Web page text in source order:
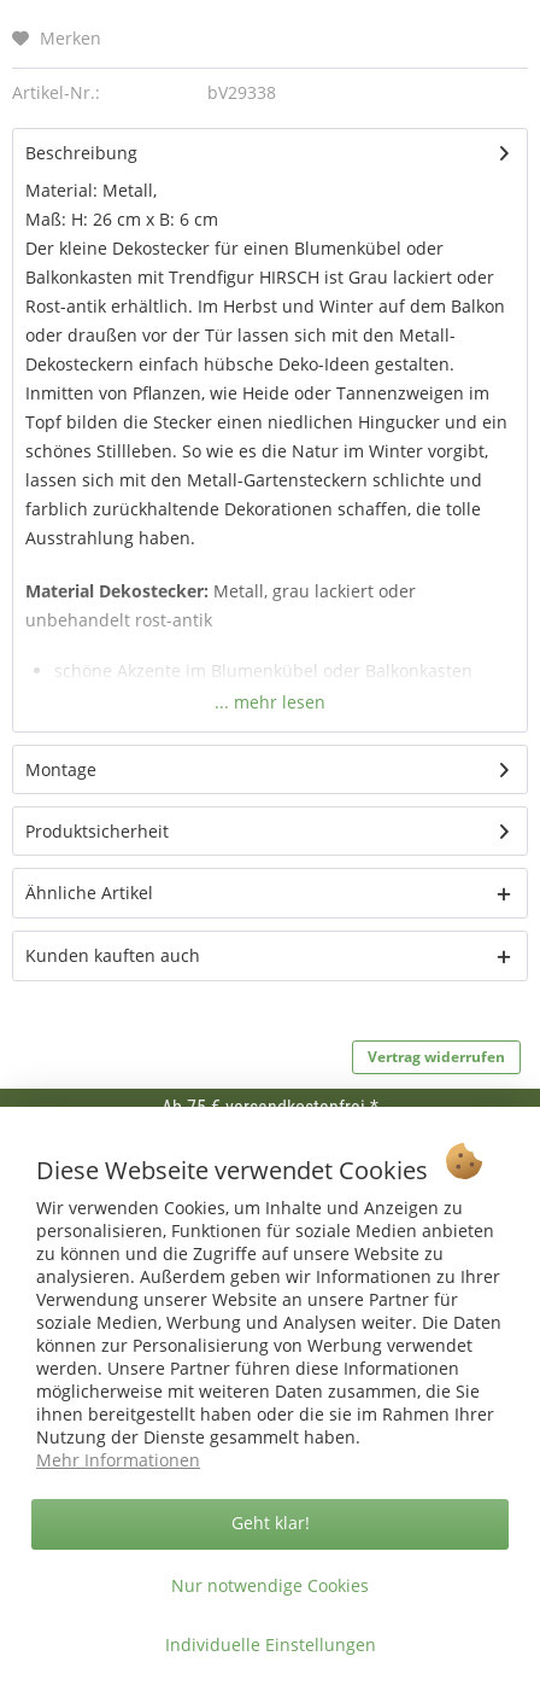
Merken
Artikel-Nr.: bV29338
Beschreibung
Material: Metall,
Maß: H: 26 cm x B: 6 cm
Der kleine Dekostecker für einen Blumenkübel oder
Balkonkasten mit Trendfigur HIRSCH ist Grau lackiert oder
Rost-antik erhältlich. Im Herbst und Winter auf dem Balkon
oder draußen vor der Tür lassen sich mit den Metall-
Dekosteckern einfach hübsche Deko-Ideen gestalten.
Inmitten von Pflanzen, wie Heide oder Tannenzweigen im
Topf bilden die Stecker einen niedlichen Hingucker und ein
schönes Stillleben. So wie es die Natur im Winter vorgibt,
lassen sich mit den Metall-Gartensteckern schlichte und
farblich zurückhaltende Dekorationen schaffen, die tolle
Ausstrahlung haben.
Material Dekostecker: Metall, grau lackiert oder
unbehandelt rost-antik
schöne Akzente im Blumenkübel oder Balkonkasten
Gesamthöhe Deko-Stecker 26 cm inkl. Dekoelement
stabil und witterungsbeständig
Deko-Stecker in weiteren Formen erhältlich
auch im Haus für Gestecke und winterliche
Dekorationen
Montage
Produktsicherheit
Ähnliche Artikel
Kunden kauften auch
Vertrag widerrufen
Ab 75 € versandkostenfrei *
Shop Service
Informationen
* bei Paketversand. Alle Preise inkl. gesetzl. Mehrwertsteuer zzgl.
Versandkosten.
Copyright © afp marketing gmbh - Alle Rechte vorbehalten
Sicher zahlen in unserem Onlineshop
Diese Webseite verwendet Cookies
Wir verwenden Cookies, um Inhalte und Anzeigen zu
personalisieren, Funktionen für soziale Medien anbieten
zu können und die Zugriffe auf unsere Website zu
analysieren. Außerdem geben wir Informationen zu Ihrer
Verwendung unserer Website an unsere Partner für
soziale Medien, Werbung und Analysen weiter. Die Daten
können zur Personalisierung von Werbung verwendet
werden. Unsere Partner führen diese Informationen
möglicherweise mit weiteren Daten zusammen, die Sie
ihnen bereitgestellt haben oder die sie im Rahmen Ihrer
Nutzung der Dienste gesammelt haben.
Mehr Informationen
Nur notwendige Cookies
Geht klar!
Individuelle Einstellungen